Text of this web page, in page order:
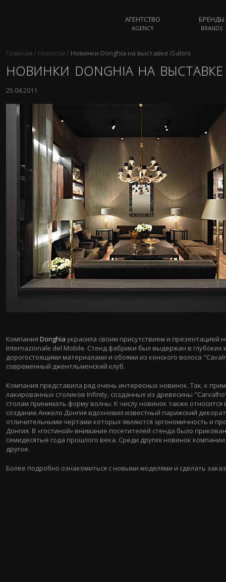
АГЕНТСТВО
AGENCY
БРЕНДЫ
BRANDS
Главная / Новости / Новинки Donghia на выставке iSaloni
НОВИНКИ DONGHIA НА ВЫСТАВКЕ
25.04.2011
Компания Donghia украсила своим присутствием и
Internazionale del Mobile. Стенд фабрики был выдержан в
дорогостоящими материалами и обоями из конского волоса
современный джентльменский клуб.
Компания представила ряд очень интересных новинок. Так, к
лакированных столиков Infinity, созданных из древесины
столам принимать форму волны. К числу новинок также
создание Анжело Донгия вдохновил известный парижский
отличительными чертами которых являются эргономичность и
Донгия. В «гостиной» внимание посетителей стенда было
семидесятые года прошлого века. Среди других новинок
другое.
Более подробно ознакомиться с новыми моделями и сделать